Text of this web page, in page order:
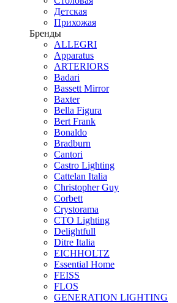
Детская
Прихожая
Бренды
ALLEGRI
Apparatus
ARTERIORS
Badari
Bassett Mirror
Baxter
Bella Figura
Bert Frank
Bonaldo
Bradburn
Cantori
Castro Lighting
Cattelan Italia
Christopher Guy
Corbett
Crystorama
CTO Lighting
Delightfull
Ditre Italia
EICHHOLTZ
Essential Home
FEISS
FLOS
GENERATION LIGHTING